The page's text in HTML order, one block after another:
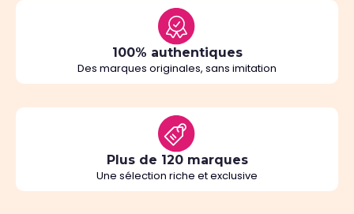
100% authentiques
Des marques originales, sans imitation
Plus de 120 marques
Une sélection riche et exclusive